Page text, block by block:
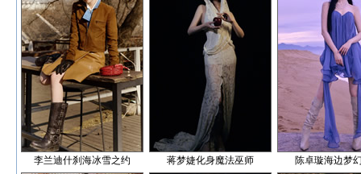
李兰迪什刹海冰雪之约 蒋梦婕化身魔法巫师 陈卓璇海边梦